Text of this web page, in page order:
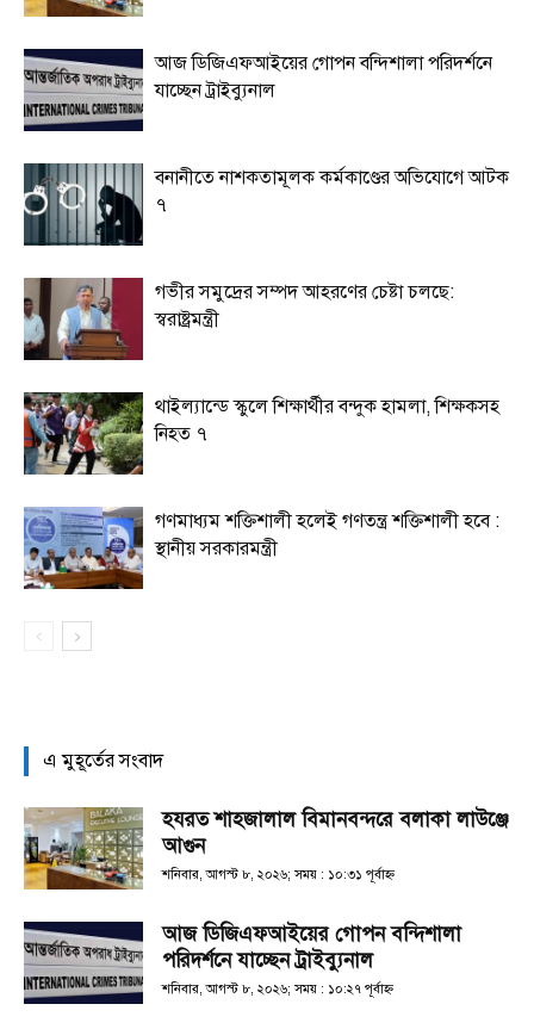
আজ ডিজিএফআইয়ের গোপন বন্দিশালা পরিদর্শনে
যাচ্ছেন ট্রাইব্যুনাল
বনানীতে নাশকতামূলক কর্মকাণ্ডের অভিযোগে আটক
৭
গভীর সমুদ্রের সম্পদ আহরণের চেষ্টা চলছে:
স্বরাষ্ট্রমন্ত্রী
থাইল্যান্ডে স্কুলে শিক্ষার্থীর বন্দুক হামলা, শিক্ষকসহ
নিহত ৭
গণমাধ্যম শক্তিশালী হলেই গণতন্ত্র শক্তিশালী হবে :
স্থানীয় সরকারমন্ত্রী
এ মুহূর্তের সংবাদ
হযরত শাহজালাল বিমানবন্দরে বলাকা লাউঞ্জে
আগুন
শনিবার, আগস্ট ৮, ২০২৬; সময় : ১০:৩১ পূর্বাহ্ণ
আজ ডিজিএফআইয়ের গোপন বন্দিশালা
পরিদর্শনে যাচ্ছেন ট্রাইব্যুনাল
শনিবার, আগস্ট ৮, ২০২৬; সময় : ১০:২৭ পূর্বাহ্ণ